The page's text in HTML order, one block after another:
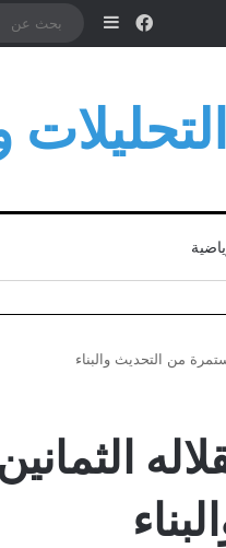
فيسبوكإضافة عمود
من التحديث والبناء